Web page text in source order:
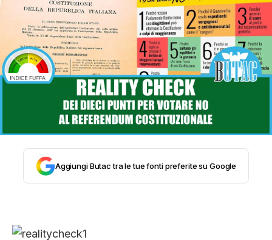
SALUTE E MEDICINA
STORIA E CITAZIONI
INTRATTENIMENTO
COMPLOTTI, LEGGENDE URBANE ED
EVERGREEN
EDITORIALI
Aggiungi Butac tra le tue fonti preferite su Google